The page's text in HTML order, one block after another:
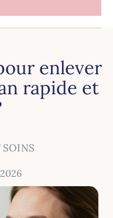
enlever
rapide et
SOINS